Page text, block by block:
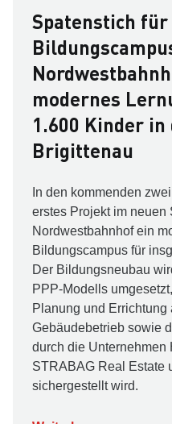
Spatenstich für
modernes
1.600 Kinder in
Brigittenau
In den kommenden
erstes Projekt im neuen
Nordwestbahnhof ein
Bildungscampus für
Der Bildungsneubau
PPP-Modells
Planung und
Gebäudebetrieb sowie
durch die Unternehmen
STRABAG Real Estate
sichergestellt wird.